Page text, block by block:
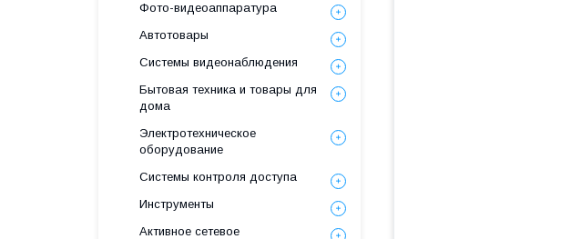
Фото-видеоаппаратура
Автотовары
Системы видеонаблюдения
Бытовая техника и товары для
дома
Электротехническое
оборудование
Системы контроля доступа
Инструменты
Активное сетевое